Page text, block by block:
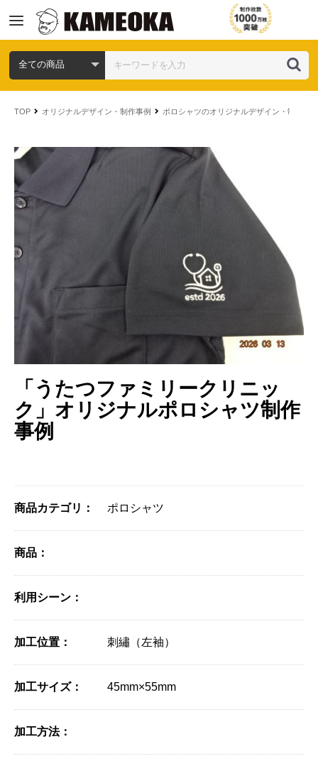
ン
ツ
へ
ス
キ
ッ
TOP オリジナルデザイン・制作事例 ポロシャツのオリジナルデザイン・制作事例
「うたつファミリークリニッ
ク」オリジナルポロシャツ制作
事例
商品カテゴリ： ポロシャツ
商品：
利用シーン：
加工位置： 刺繡（左袖）
加工サイズ： 45mm×55mm
加工方法：